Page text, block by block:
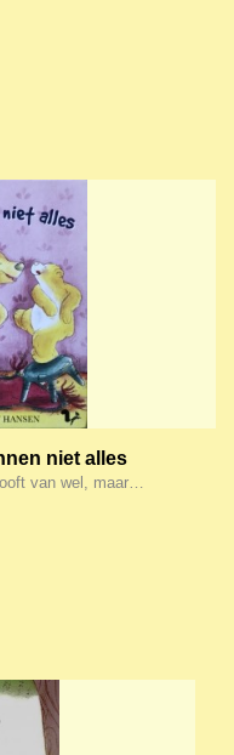
niet alles
van wel, maar…